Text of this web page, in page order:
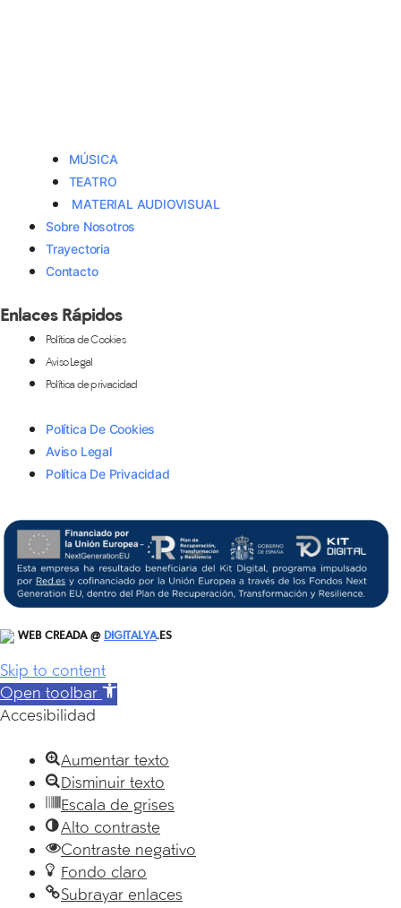
MÚSICA
TEATRO
MATERIAL AUDIOVISUAL
Sobre Nosotros
Trayectoria
Contacto
Enlaces Rápidos
Política de Cookies
Aviso Legal
Política de privacidad
Política De Cookies
Aviso Legal
Política De Privacidad
WEB CREADA @DIGITALYA.ES
Skip to content
Open toolbar
Accesibilidad
Aumentar texto
Disminuir texto
Escala de grises
Alto contraste
Contraste negativo
Fondo claro
Subrayar enlaces